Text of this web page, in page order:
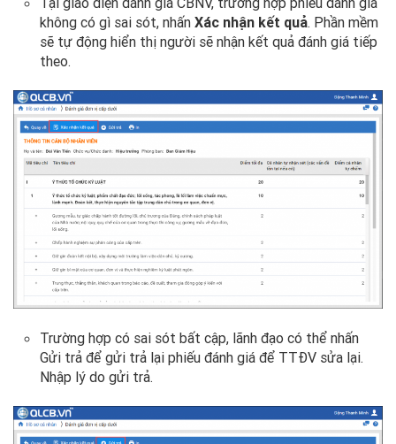
không có gì sai sót, nhấn Xác nhận kết quả. Phần mềm
sẽ tự động hiển thị người sẽ nhận kết quả đánh giá tiếp
theo.
Trường hợp có sai sót bất cập, lãnh đạo có thể nhấn
Gửi trả để gửi trả lại phiếu đánh giá để TTĐV sửa lại.
Nhập lý do gửi trả.